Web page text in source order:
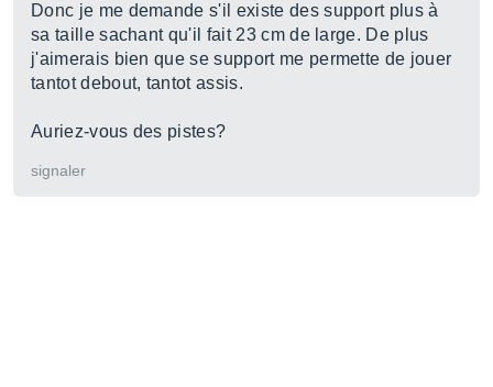
Donc je me demande s'il existe des support plus à
sa taille sachant qu'il fait 23 cm de large. De plus
j'aimerais bien que se support me permette de jouer
tantot debout, tantot assis.
Auriez-vous des pistes?
signaler